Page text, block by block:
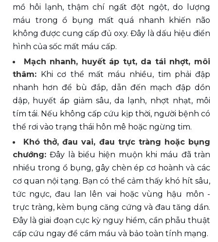
mồ hôi lạnh, thậm chí ngất đột ngột, do lượng
máu trong ổ bụng mất quá nhanh khiến não
không được cung cấp đủ oxy. Đây là dấu hiệu điển
hình của sốc mất máu cấp.
Mạch nhanh, huyết áp tụt, da tái nhợt, môi
thâm:
Khi cơ thể mất máu nhiều, tim phải đập
nhanh hơn để bù đắp, dẫn đến mạch đập dồn
dập, huyết áp giảm sâu, da lạnh, nhợt nhạt, môi
tím tái. Nếu không cấp cứu kịp thời, người bệnh có
thể rơi vào trạng thái hôn mê hoặc ngừng tim.
Khó thở, đau vai, đau trực tràng hoặc bụng
chướng: Đây là biểu hiện muộn khi máu đã tràn
nhiều trong ổ bụng, gây chèn ép cơ hoành và các
cơ quan nội tạng. Bạn có thể cảm thấy khó hít sâu,
tức ngực, đau lan lên vai hoặc vùng hậu môn -
trực tràng, kèm bụng căng cứng và đau tăng dần.
Đây là giai đoạn cực kỳ nguy hiểm, cần phẫu thuật
cấp cứu ngay để cầm máu và bảo toàn tính mạng.